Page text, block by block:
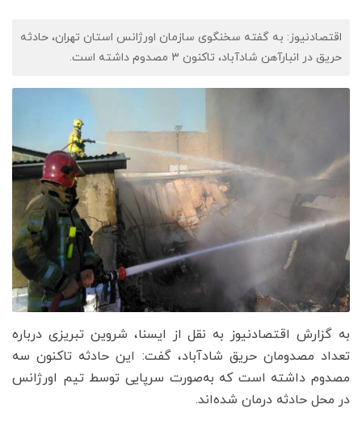
اقتصادنیوز: به گفته سخنگوی سازمان اورژانس استان تهران، حادثه
حریق در انبارآهن شادآباد، تاکنون ۳ مصدوم داشته است.
به گزارش اقتصادنیوز به نقل از ایسنا، شروین تبریزی درباره
تعداد مصدومان حریق شادآباد، گفت: این حادثه تاکنون سه
مصدوم داشته است که به‌صورت سرپایی توسط تیم اورژانس
در محل حادثه درمان شده‌اند.